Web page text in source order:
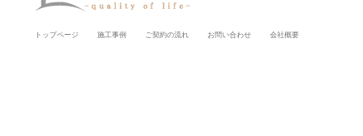
トップページ 施工事例 ご契約の流れ お問い合わせ 会社概要